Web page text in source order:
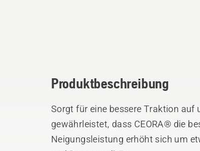
Produktbeschreibung
Sorgt für eine bessere Traktion auf
gewährleistet, dass CEORA® die
Neigungsleistung erhöht sich um